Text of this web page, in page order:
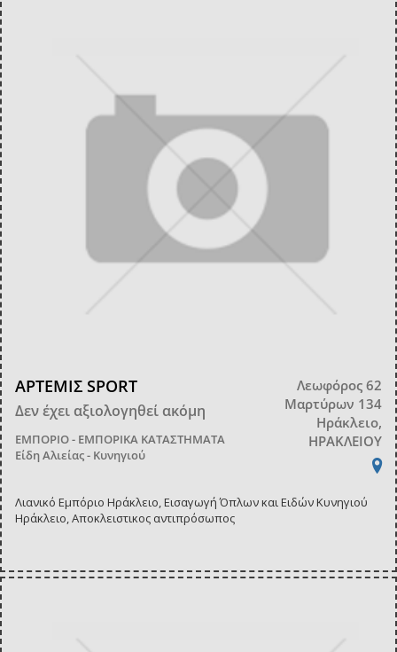
ΑΡΤΕΜΙΣ SPORT
Δεν έχει αξιολογηθεί ακόμη
ΕΜΠΟΡΙΟ - ΕΜΠΟΡΙΚΑ ΚΑΤΑΣΤΗΜΑΤΑ
Είδη Αλιείας - Κυνηγιού
Λεωφόρος 62
Μαρτύρων 134
Ηράκλειο,
ΗΡΑΚΛΕΙΟΥ
Λιανικό Εμπόριο Ηράκλειο, Εισαγωγή Όπλων και Ειδών Κυνηγιού
Ηράκλειο, Αποκλειστικος αντιπρόσωπος